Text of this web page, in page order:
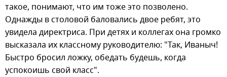
такое, понимают, что им тоже это позволено.
Однажды в столовой баловались двое ребят, это
увидела директриса. При детях и коллегах она громко
высказала их классному руководителю: "Так, Иваныч!
Быстро бросил ложку, обедать будешь, когда
успокоишь свой класс".